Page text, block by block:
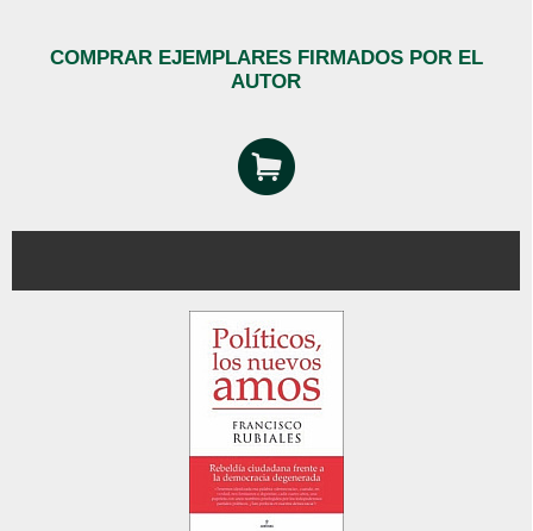
COMPRAR EJEMPLARES FIRMADOS POR EL
AUTOR